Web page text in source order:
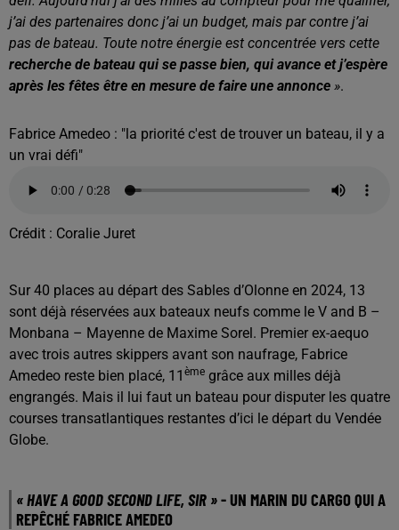
j’ai des partenaires donc j’ai un budget, mais par contre j’ai
pas de bateau. Toute notre énergie est concentrée vers cette
recherche de bateau qui se passe bien, qui avance et j’espère
après les fêtes être en mesure de faire une annonce ».
Fabrice Amedeo : "la priorité c'est de trouver un bateau, il y a
un vrai défi"
Crédit : Coralie Juret
Sur 40 places au départ des Sables d’Olonne en 2024, 13
sont déjà réservées aux bateaux neufs comme le V and B –
Monbana – Mayenne de Maxime Sorel. Premier ex-aequo
avec trois autres skippers avant son naufrage, Fabrice
Amedeo reste bien placé, 11 ème grâce aux milles déjà
engrangés. Mais il lui faut un bateau pour disputer les quatre
courses transatlantiques restantes d’ici le départ du Vendée
Globe.
« HAVE A GOOD SECOND LIFE, SIR »- UN MARIN DU CARGO QUI A
REPÊCHÉ FABRICE AMEDEO